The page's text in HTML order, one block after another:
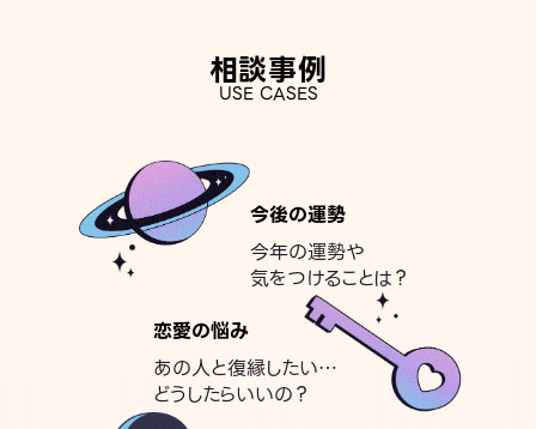
相談事例
USE CASES
今後の運勢
今年の運勢や
気をつけることは？
恋愛の悩み
あの人と復縁したい…
どうしたらいいの？